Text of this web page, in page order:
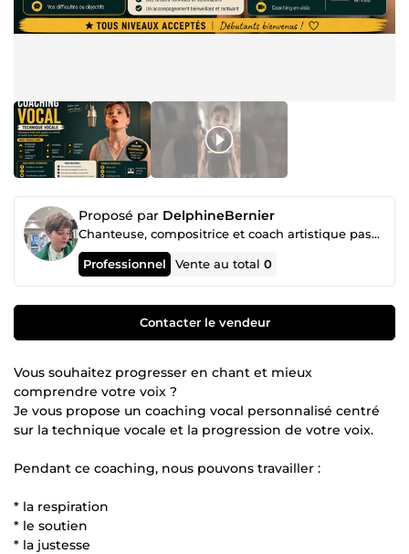
Proposé par DelphineBernier
Chanteuse, compositrice et coach artistique passionnée
Professionnel Vente au total0
Contacter le vendeur
Vous souhaitez progresser en chant et mieux
comprendre votre voix ?
Je vous propose un coaching vocal personnalisé centré
sur la technique vocale et la progression de votre voix.
Pendant ce coaching, nous pouvons travailler :
* la respiration
* le soutien
* la justesse